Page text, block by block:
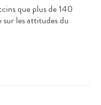
que plus de 140
sur les attitudes du